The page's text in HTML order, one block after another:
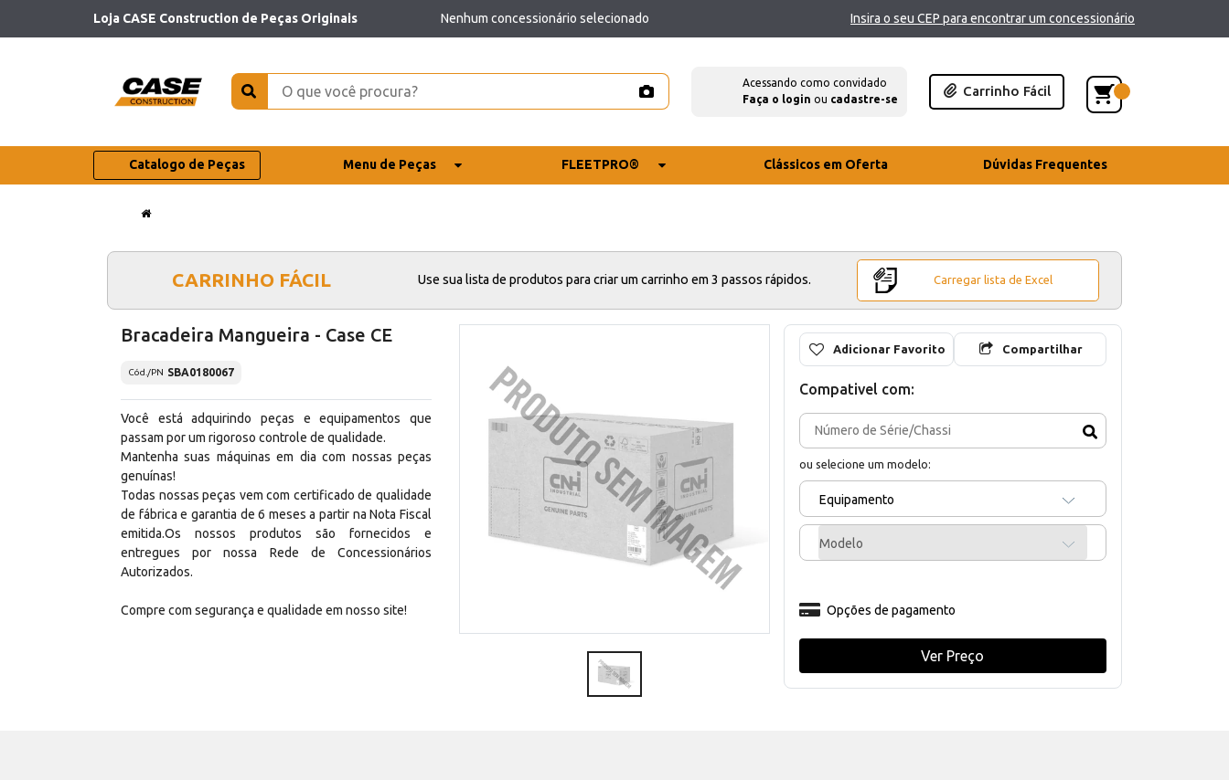
Loja CASE Construction de Peças Originais Nenhum concessionário selecionado Insira o seu CEP para encontrar um concessionário
Acessando como convidado
Faça o login ou cadastre-se
Carrinho Fácil
Catalogo de Peças Menu de Peças FLEETPRO® Clássicos em Oferta Dúvidas Frequentes
CARRINHO FÁCIL Use sua lista de produtos para criar um carrinho em 3 passos rápidos. Carregar lista de Excel
Bracadeira Mangueira - Case CE
Cód./PN SBA0180067
Você está adquirindo peças e equipamentos que
passam por um rigoroso controle de qualidade.
Mantenha suas máquinas em dia com nossas peças
genuínas!
Todas nossas peças vem com certificado de qualidade
de fábrica e garantia de 6 meses a partir na Nota Fiscal
emitida.Os nossos produtos são fornecidos e
entregues por nossa Rede de Concessionários
Autorizados.
Compre com segurança e qualidade em nosso site!
Adicionar Favorito Compartilhar
Compativel com:
ou selecione um modelo:
Equipamento
Modelo
Opções de pagamento
Ver Preço